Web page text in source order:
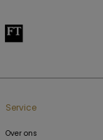
Service
Over ons